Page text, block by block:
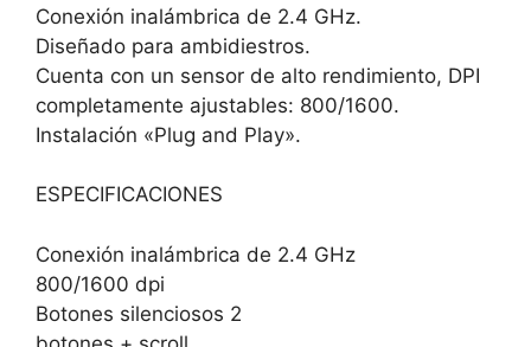
Conexión inalámbrica de 2.4 GHz.
Diseñado para ambidiestros.
Cuenta con un sensor de alto rendimiento, DPI
completamente ajustables: 800/1600.
Instalación «Plug and Play».
ESPECIFICACIONES
Conexión inalámbrica de 2.4 GHz
800/1600 dpi
Botones silenciosos 2